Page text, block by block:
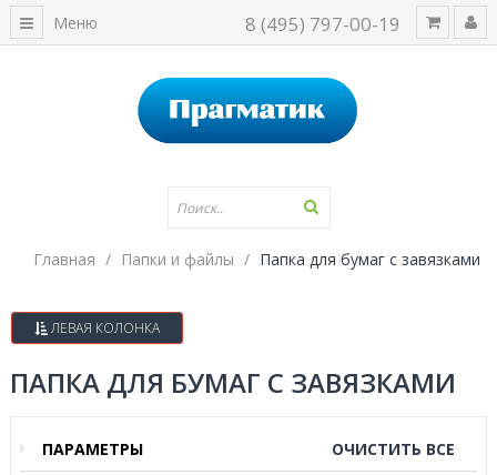
8 (495) 797-00-19
Меню
Главная Папки и файлы Папка для бумаг с завязками
ЛЕВАЯ КОЛОНКА
ПАПКА ДЛЯ БУМАГ С ЗАВЯЗКАМИ
ПАРАМЕТРЫ ОЧИСТИТЬ ВСЕ